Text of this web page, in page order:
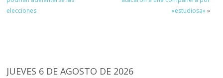
elecciones
«estudiosa»»
JUEVES 6 DE AGOSTO DE 2026